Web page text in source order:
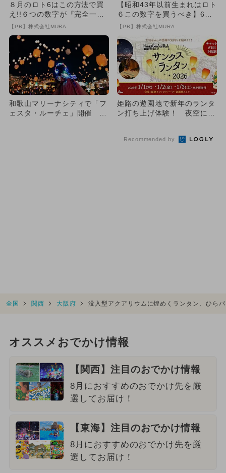
８月のロト6はこの方法で買
え!!６つの数字が『完全一
致』する方法
【PR】株式会社MURA
【昭和43年以前生まれはロト
６この数字を買うべき】6つ
の数字が「完全一致」する
【PR】株式会社MURA
和歌山マリーナシティで「フ
ェスタ・ルーチェ」開催 2
姫路の遊園地で新年のランタ
ン打ち上げ体験！ 夜空に舞
Recommended by
全国 関西 大阪府 没入型アクアリウムに煌めくランタン、ひら
オススメおでかけ情報
【関西】注目のおでかけ情報
8月におすすめのおでかけ先を厳
選してお届け！
【東海】注目のおでかけ情報
8月におすすめのおでかけ先を厳
選してお届け！